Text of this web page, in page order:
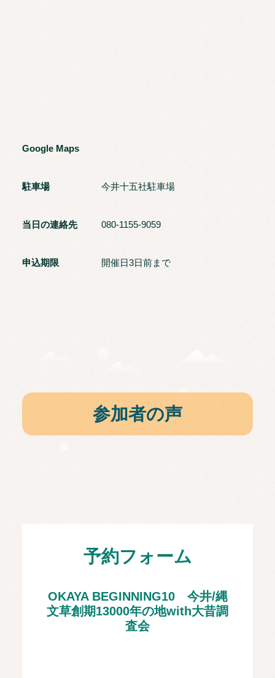
Google Maps
駐車場 今井十五社駐車場
当日の連絡先 080-1155-9059
申込期限 開催日3日前まで
参加者の声
予約フォーム
OKAYA BEGINNING10 今井/縄
文草創期13000年の地with大昔調
査会